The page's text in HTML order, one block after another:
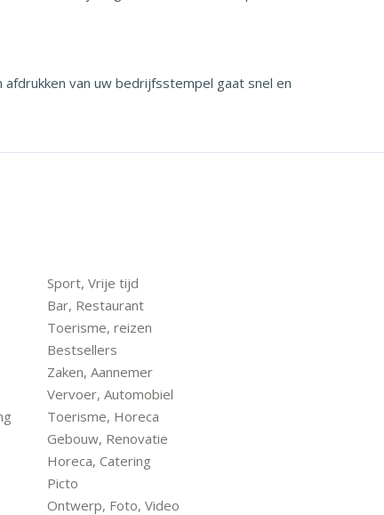
van uw bedrijfsstempel gaat snel en
Sport, Vrije tijd
Bar, Restaurant
Toerisme, reizen
Bestsellers
Zaken, Aannemer
Vervoer, Automobiel
Toerisme, Horeca
Gebouw, Renovatie
Horeca, Catering
Picto
Ontwerp, Foto, Video